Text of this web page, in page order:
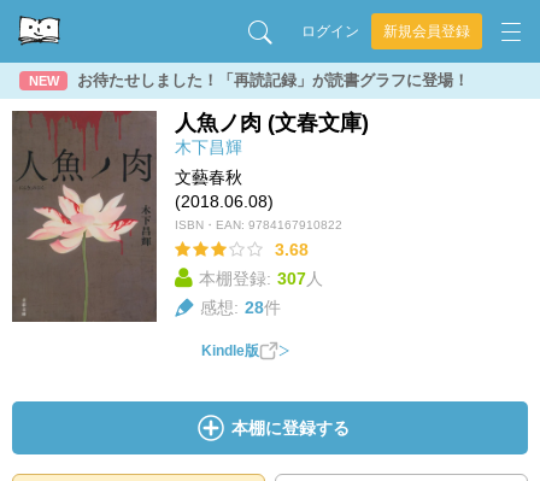
ログイン 新規会員登録
NEW お待たせしました！「再読記録」が読書グラフに登場！
人魚ノ肉 (文春文庫)
木下昌輝
文藝春秋
(2018.06.08)
ISBN・EAN: 9784167910822
3.68
本棚登録: 307人
感想: 28件
Kindle版
本棚に登録する